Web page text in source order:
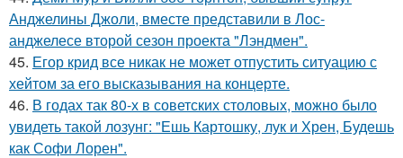
Анджелины Джоли, вместе представили в Лос-
анджелесе второй сезон проекта "Лэндмен".
45. Егор крид все никак не может отпустить ситуацию с
хейтом за его высказывания на концерте.
46. В годах так 80-х в советских столовых, можно было
увидеть такой лозунг: "Ешь Картошку, лук и Хрен, Будешь
как Софи Лорен".